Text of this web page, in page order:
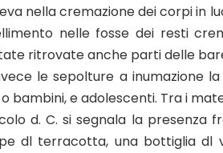
nella cremazione dei corpi in
nelle fosse dei resti
ritrovate anche parti delle
le sepolture a inumazione la
bambini, e adolescenti. Tra i
d. C. si segnala la presenza
dl terracotta, una bottiglia dl